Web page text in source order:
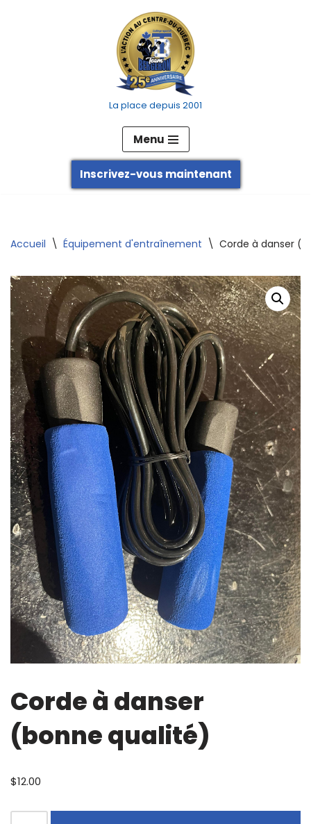
La place depuis 2001
Menu
Inscrivez-vous maintenant
Accueil \ Équipement d'entraînement \ Corde à danser
Corde à danser
(bonne qualité)
$12.00